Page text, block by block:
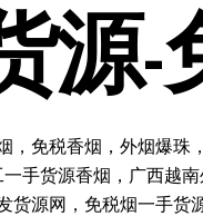
源-
，免税香烟，外烟爆
手货源香烟，广西越
货源网，免税烟一手